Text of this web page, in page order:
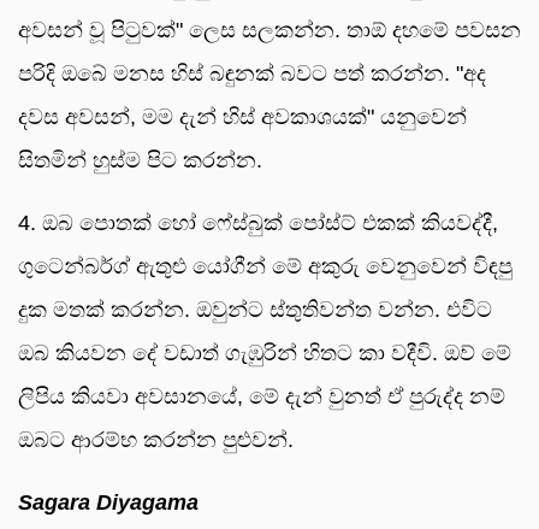
අවසන් වූ පිටුවක්" ලෙස සලකන්න. තාඕ දහමේ පවසන
පරිදි ඔබේ මනස හිස් බඳුනක් බවට පත් කරන්න. "අද
දවස අවසන්, මම දැන් හිස් අවකාශයක්" යනුවෙන්
සිතමින් හුස්ම පිට කරන්න.
4. ඔබ පොතක් හෝ ෆේස්බුක් පෝස්ට් එකක් කියවද්දී,
ගුටෙන්බර්ග් ඇතුළු යෝගීන් මේ අකුරු වෙනුවෙන් විඳපු
දුක මතක් කරන්න. ඔවුන්ට ස්තුතිවන්ත වන්න. එවිට
ඔබ කියවන දේ වඩාත් ගැඹුරින් හිතට කා වදීවි. ඔව් මේ
ලිපිය කියවා අවසානයේ, මේ දැන් වුනත් ඒ පුරුද්ද නම්
ඔබට ආරම්භ කරන්න පුළුවන්.
Sagara Diyagama